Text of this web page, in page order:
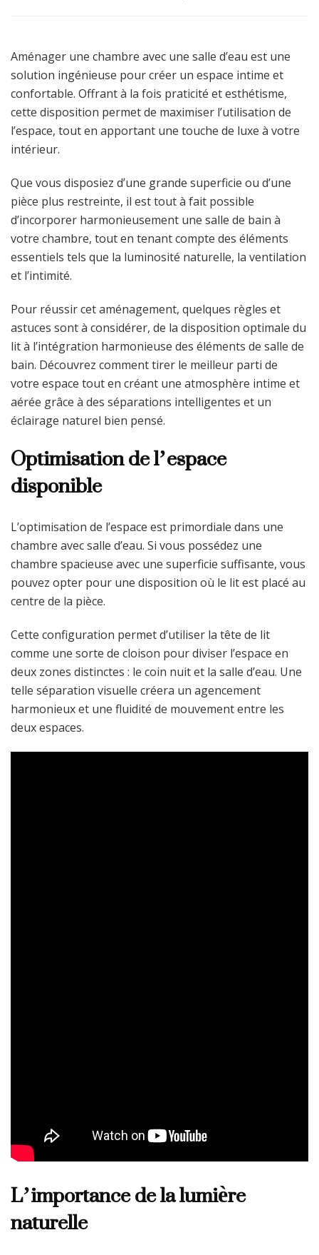
Aménager une chambre avec une salle d’eau est une
solution ingénieuse pour créer un espace intime et
confortable. Offrant à la fois praticité et esthétisme,
cette disposition permet de maximiser l’utilisation de
l’espace, tout en apportant une touche de luxe à votre
intérieur.
Que vous disposiez d’une grande superficie ou d’une
pièce plus restreinte, il est tout à fait possible
d’incorporer harmonieusement une salle de bain à
votre chambre, tout en tenant compte des éléments
essentiels tels que la luminosité naturelle, la ventilation
et l’intimité.
Pour réussir cet aménagement, quelques règles et
astuces sont à considérer, de la disposition optimale du
lit à l’intégration harmonieuse des éléments de salle de
bain. Découvrez comment tirer le meilleur parti de
votre espace tout en créant une atmosphère intime et
aérée grâce à des séparations intelligentes et un
éclairage naturel bien pensé.
Optimisation de l’espace
disponible
L’optimisation de l’espace est primordiale dans une
chambre avec salle d’eau. Si vous possédez une
chambre spacieuse avec une superficie suffisante, vous
pouvez opter pour une disposition où le lit est placé au
centre de la pièce.
Cette configuration permet d’utiliser la tête de lit
comme une sorte de cloison pour diviser l’espace en
deux zones distinctes : le coin nuit et la salle d’eau. Une
telle séparation visuelle créera un agencement
harmonieux et une fluidité de mouvement entre les
deux espaces.
L’importance de la lumière
naturelle